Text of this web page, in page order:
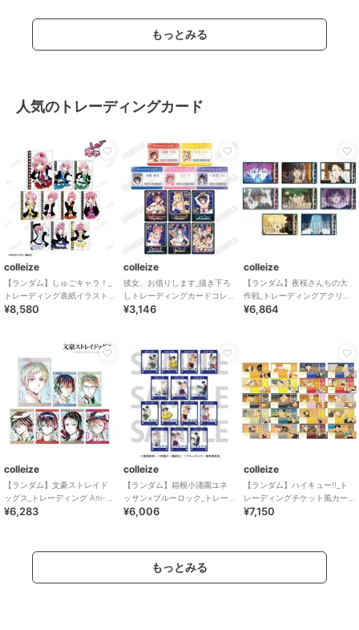
もっとみる
人気のトレーディングカード
colleize
【ランダム】しゅごキャラ！_
トレーディング表紙イラスト
アクリルカード(単位/BOX)【コ
¥8,580
colleize
彼女、お借りします_描き下ろ
しトレーディングカードコレ
クション 【コンプリート
¥3,146
colleize
【ランダム】夜桜さんちの大
作戦_トレーディングアクリル
カード【コンプリートBOX／8
¥6,864
colleize
【ランダム】文豪ストレイド
ッグス_トレーディング Ani-
Art アクリルカード(単位/BOX)
¥6,283
colleize
【ランダム】箱根小涌園ユネ
ッサン×ブルーロック_トレー
ディングSNS風カード
¥6,006
colleize
【ランダム】ハイキュー!!_ト
レーディングチケット風カー
ド 1セット【コンプリートセッ
¥7,150
もっとみる